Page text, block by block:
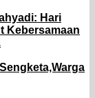
Hari
Kebersamaan